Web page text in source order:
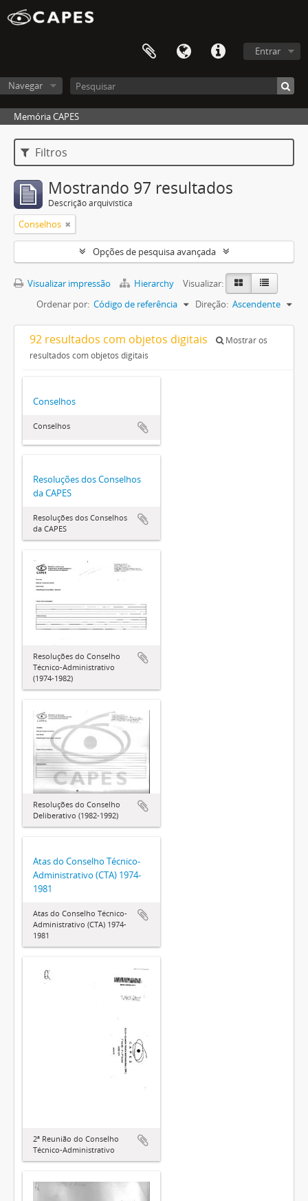
Entrar
Navegar
Memória CAPES
Filtros
Mostrando 97 resultados
Descrição arquivística
Conselhos
Opções de pesquisa avançada
Visualizar impressão Hierarchy
Visualizar:
Ordenar por: Código de referência Direção: Ascendente
92 resultados com objetos digitais
Mostrar os
resultados com objetos digitais
Conselhos
Conselhos
Resoluções dos Conselhos
da CAPES
Resoluções dos Conselhos
da CAPES
Resoluções do Conselho
Técnico-Administrativo
(1974-1982)
Resoluções do Conselho
Deliberativo (1982-1992)
Atas do Conselho Técnico-
Administrativo (CTA) 1974-
1981
Atas do Conselho Técnico-
Administrativo (CTA) 1974-
1981
2ª Reunião do Conselho
Técnico-Administrativo